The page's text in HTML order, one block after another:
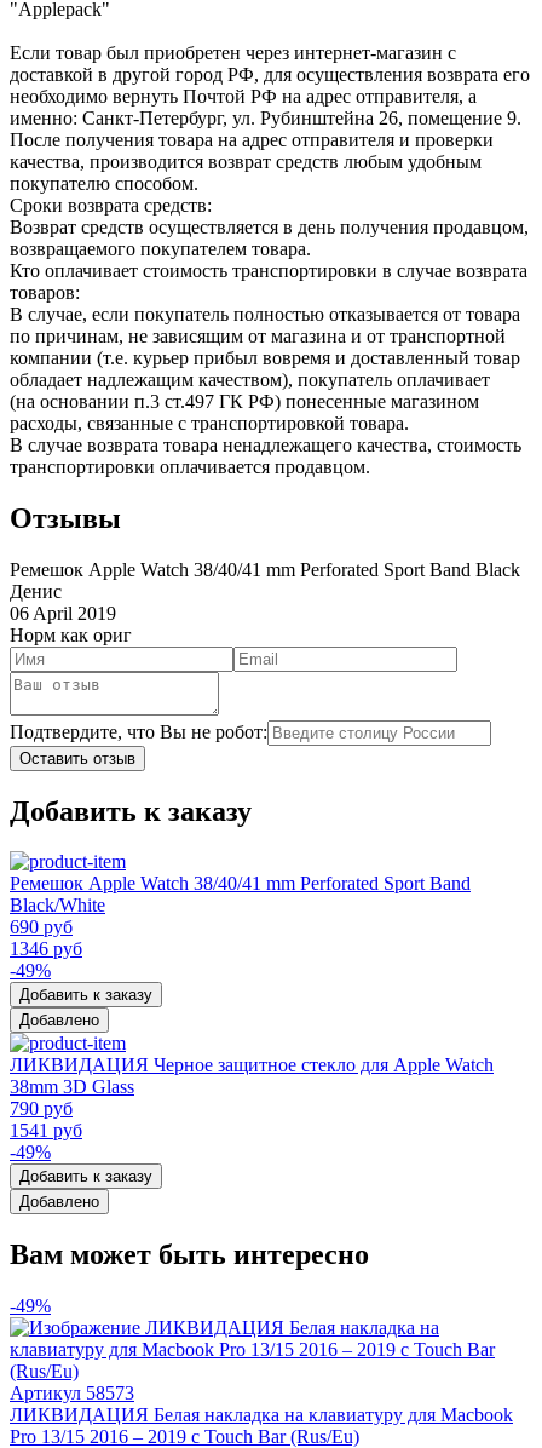
"Applepack"
Если товар был приобретен через интернет-магазин с
доставкой в другой город РФ, для осуществления возврата его
необходимо вернуть Почтой РФ на адрес отправителя, а
именно: Санкт-Петербург, ул. Рубинштейна 26, помещение 9.
После получения товара на адрес отправителя и проверки
качества, производится возврат средств любым удобным
покупателю способом.
Сроки возврата средств:
Возврат средств осуществляется в день получения продавцом,
возвращаемого покупателем товара.
Кто оплачивает стоимость транспортировки в случае возврата
товаров:
В случае, если покупатель полностью отказывается от товара
по причинам, не зависящим от магазина и от транспортной
компании (т.е. курьер прибыл вовремя и доставленный товар
обладает надлежащим качеством), покупатель оплачивает
(на основании п.3 ст.497 ГК РФ) понесенные магазином
расходы, связанные с транспортировкой товара.
В случае возврата товара ненадлежащего качества, стоимость
транспортировки оплачивается продавцом.
Отзывы
Ремешок Apple Watch 38/40/41 mm Perforated Sport Band Black
Денис
06 April 2019
Норм как ориг
Подтвердите, что Вы не робот:
Оставить отзыв
Добавить к заказу
Ремешок Apple Watch 38/40/41 mm Perforated Sport Band
Black/White
690 руб
1346 руб
-49%
Добавить к заказу
Добавлено
ЛИКВИДАЦИЯ Черное защитное стекло для Apple Watch
38mm 3D Glass
790 руб
1541 руб
-49%
Добавить к заказу
Добавлено
Вам может быть интересно
-49%
Артикул 58573
ЛИКВИДАЦИЯ Белая накладка на клавиатуру для Macbook
Pro 13/15 2016 – 2019 с Touch Bar (Rus/Eu)